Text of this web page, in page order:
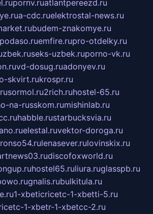
pornv.ruatlantpereezd.ru
a-cdc.ruelektrostal-news.ru
budem-znakomye.ru
emfire.rupro-otdelky.ru
seks-uzbek.ruporno-vk.ru
vd-dosug.ruadonyev.ru
skvirt.rukrospr.ru
sormol.ru2rich.ruhostel-65.ru
na-russkom.rumishinlab.ru
habble.rustarbucksvia.ru
elestal.ruvektor-doroga.ru
lenasever.rulovinskix.ru
discofoxworld.ru
hostel65.ruliura.ruglasspb.ru
gnalis.rubulkitula.ru
1-xbeticricetc-1-xbetti-5.ru
1-xbetr-1-xbetcc-2.ru